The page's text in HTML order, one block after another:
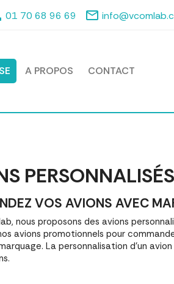
01 70 68 96 69 mail_outline
A PROPOS CONTACT
VOS AVIONS AVEC
nous proposons des avions
avions promotionnels pour
La personnalisation d'un